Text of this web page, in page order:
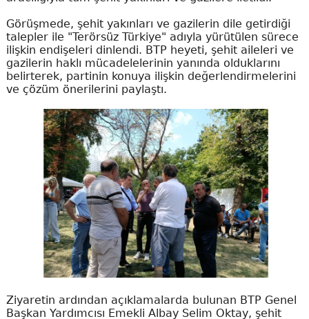
Görüşmede, şehit yakınları ve gazilerin dile getirdiği
talepler ile "Terörsüz Türkiye" adıyla yürütülen sürece
ilişkin endişeleri dinlendi. BTP heyeti, şehit aileleri ve
gazilerin haklı mücadelelerinin yanında olduklarını
belirterek, partinin konuya ilişkin değerlendirmelerini
ve çözüm önerilerini paylaştı.
Ziyaretin ardından açıklamalarda bulunan BTP Genel
Başkan Yardımcısı Emekli Albay Selim Oktay, şehit